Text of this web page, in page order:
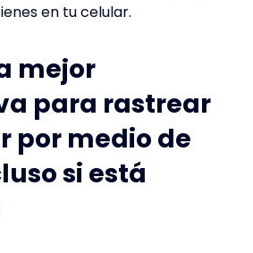
en tu celular.
mejor
para rastrear
por medio de
si está